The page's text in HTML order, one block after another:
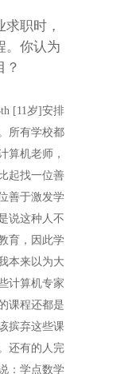
职时，
。你认为
？
[11岁]安排
所有学校都
算机老师，
起找一位善
善于激发学
说这种人不
育，因此学
本来以为大
计算机专家
课程还都是
摈弃这些课
还有的人完
：学点数学